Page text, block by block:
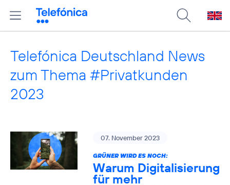
Telefónica Deutschland News
zum Thema #Privatkunden
2023
07. November 2023
GRÜNER WIRD ES NOCH:
Warum Digitalisierung
für mehr